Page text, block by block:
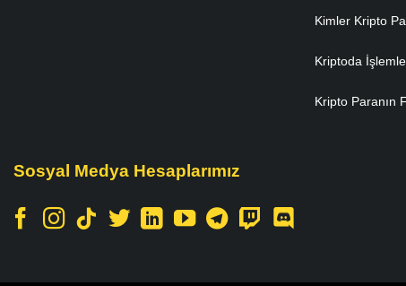
Kimler Kripto
Kriptoda
Kripto Paranın
Sosyal Medya Hesaplarımız